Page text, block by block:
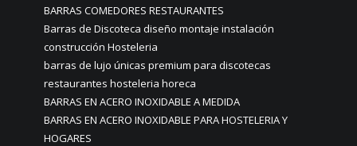
BARRAS COMEDORES RESTAURANTES
Barras de Discoteca diseño montaje instalación
construcción Hosteleria
barras de lujo únicas premium para discotecas
restaurantes hosteleria horeca
BARRAS EN ACERO INOXIDABLE A MEDIDA
BARRAS EN ACERO INOXIDABLE PARA HOSTELERIA Y
HOGARES